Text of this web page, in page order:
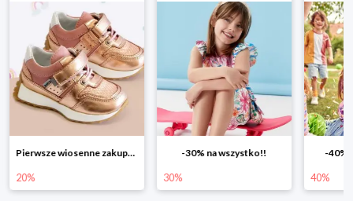
Pierwsze wiosenne zakupy -20%
20%
-30% na wszystko!!
30%
-40%
40%